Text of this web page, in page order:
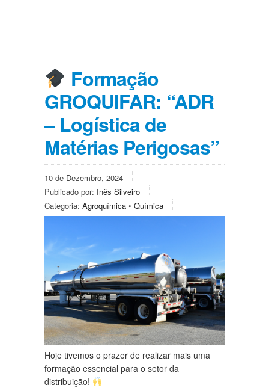
Formação
GROQUIFAR: “ADR
– Logística de
Matérias Perigosas”
10 de Dezembro, 2024
Publicado por: Inês Silveiro
Categoria: Agroquímica • Química
Hoje tivemos o prazer de realizar mais uma
formação essencial para o setor da
distribuição!